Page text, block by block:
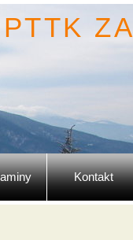
PTTK ZA
Kontakt